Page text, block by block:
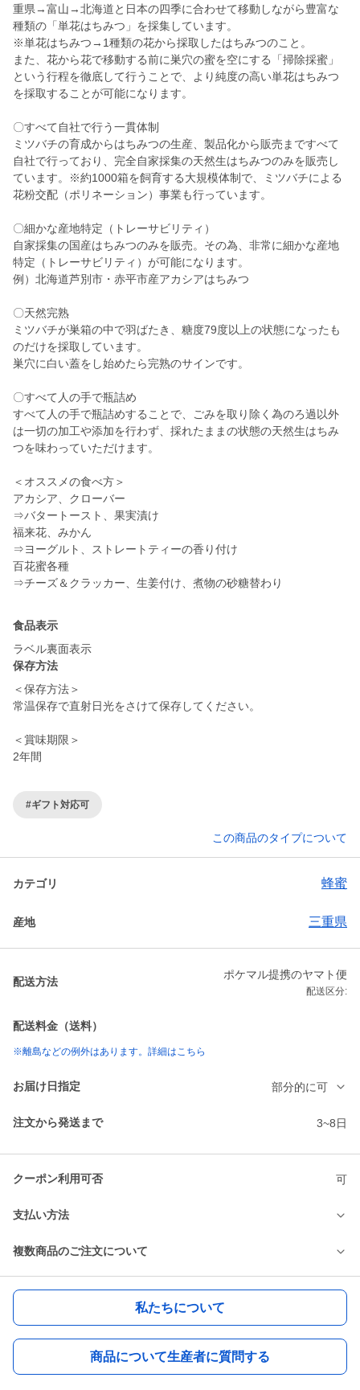
重県→富山→北海道と日本の四季に合わせて移動しながら豊富な
種類の「単花はちみつ」を採集しています。
※単花はちみつ→1種類の花から採取したはちみつのこと。
また、花から花で移動する前に巣穴の蜜を空にする「掃除採蜜」
という行程を徹底して行うことで、より純度の高い単花はちみつ
を採取することが可能になります。
〇すべて自社で行う一貫体制
ミツバチの育成からはちみつの生産、製品化から販売まですべて
自社で行っており、完全自家採集の天然生はちみつのみを販売し
ています。※約1000箱を飼育する大規模体制で、ミツバチによる
花粉交配（ポリネーション）事業も行っています。
〇細かな産地特定（トレーサビリティ）
自家採集の国産はちみつのみを販売。その為、非常に細かな産地
特定（トレーサビリティ）が可能になります。
例）北海道芦別市・赤平市産アカシアはちみつ
〇天然完熟
ミツバチが巣箱の中で羽ばたき、糖度79度以上の状態になったも
のだけを採取しています。
巣穴に白い蓋をし始めたら完熟のサインです。
〇すべて人の手で瓶詰め
すべて人の手で瓶詰めすることで、ごみを取り除く為のろ過以外
は一切の加工や添加を行わず、採れたままの状態の天然生はちみ
つを味わっていただけます。
＜オススメの食べ方＞
アカシア、クローバー
⇒バタートースト、果実漬け
福来花、みかん
⇒ヨーグルト、ストレートティーの香り付け
百花蜜各種
⇒チーズ＆クラッカー、生姜付け、煮物の砂糖替わり
食品表示
ラベル裏面表示
保存方法
＜保存方法＞
常温保存で直射日光をさけて保存してください。
＜賞味期限＞
2年間
#ギフト対応可
この商品のタイプについて
カテゴリ 蜂蜜
産地 三重県
配送方法
ポケマル提携のヤマト便
配送区分:
配送料金（送料）
※離島などの例外はあります。詳細はこちら
お届け日指定 部分的に可
注文から発送まで 3~8日
クーポン利用可否 可
支払い方法
複数商品のご注文について
私たちについて
商品について生産者に質問する